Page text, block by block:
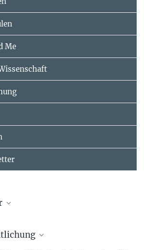
Me
Nijmegen, Niederlande